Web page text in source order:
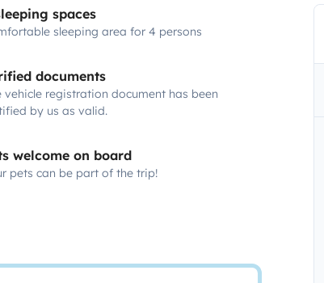
spaces
sleeping area for 4 persons
documents
vehicle registration document has been
by us as valid.
welcome on board
pets can be part of the trip!